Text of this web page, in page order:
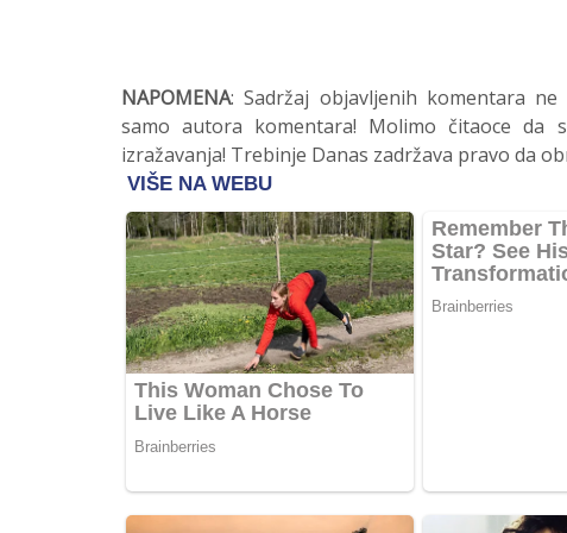
NAPOMENA: Sadržaj objavljenih komentara
samo autora komentara! Molimo čitaoce da
izražavanja! Trebinje Danas zadržava pravo da